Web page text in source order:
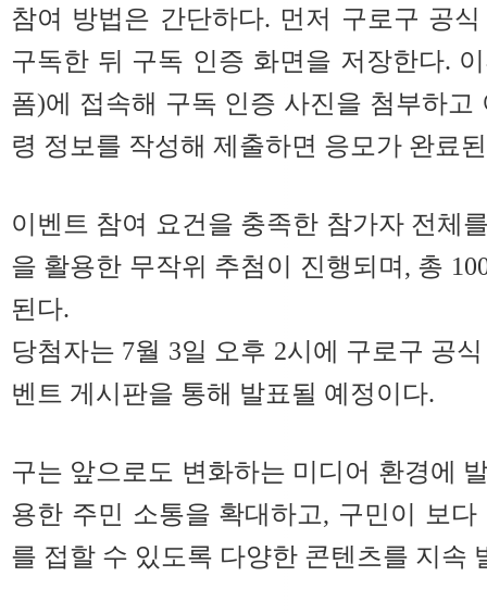
참여 방법은 간단하다. 먼저 구로구 공식
구독한 뒤 구독 인증 화면을 저장한다.
폼)에 접속해 구독 인증 사진을 첨부하고
령 정보를 작성해 제출하면 응모가 완료
이벤트 참여 요건을 충족한 참가자 전체
을 활용한 무작위 추첨이 진행되며, 총
된다.
당첨자는 7월 3일 오후 2시에 구로구 공
벤트 게시판을 통해 발표될 예정이다.
구는 앞으로도 변화하는 미디어 환경에
용한 주민 소통을 확대하고, 구민이 보
를 접할 수 있도록 다양한 콘텐츠를 지속